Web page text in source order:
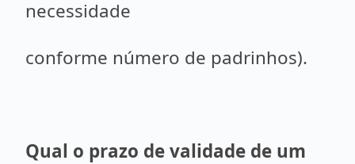
necessidade
conforme número de padrinhos).
Qual o prazo de validade de um